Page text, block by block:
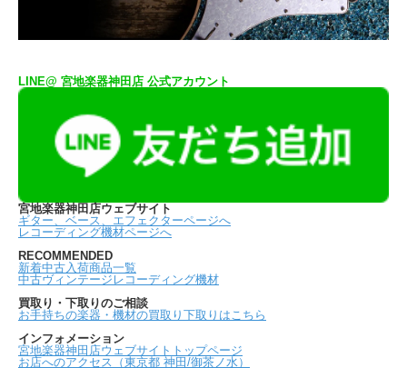
LINE@ 宮地楽器神田店 公式アカウント
宮地楽器神田店ウェブサイト
ギター、ベース、エフェクターページへ
レコーディング機材ページへ
RECOMMENDED
新着中古入荷商品一覧
中古ヴィンテージレコーディング機材
買取り・下取りのご相談
お手持ちの楽器・機材の買取り下取りはこちら
インフォメーション
宮地楽器神田店ウェブサイトトップページ
お店へのアクセス（東京都 神田/御茶ノ水）